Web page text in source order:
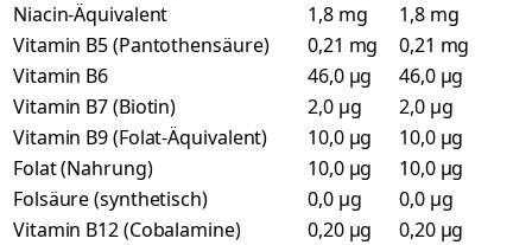
Niacin-Äquivalent
1,8 mg
1,8 mg
Vitamin B5 (Pantothensäure)
0,21 mg
0,21 mg
Vitamin B6
46,0 µg
46,0 µg
Vitamin B7 (Biotin)
2,0 µg
2,0 µg
Vitamin B9 (Folat-Äquivalent)
10,0 µg
10,0 µg
Folat (Nahrung)
10,0 µg
10,0 µg
Folsäure (synthetisch)
0,0 µg
0,0 µg
Vitamin B12 (Cobalamine)
0,20 µg
0,20 µg